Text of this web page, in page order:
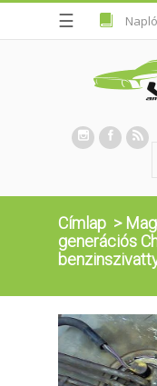
☰ Napló
Címlap >
generációs